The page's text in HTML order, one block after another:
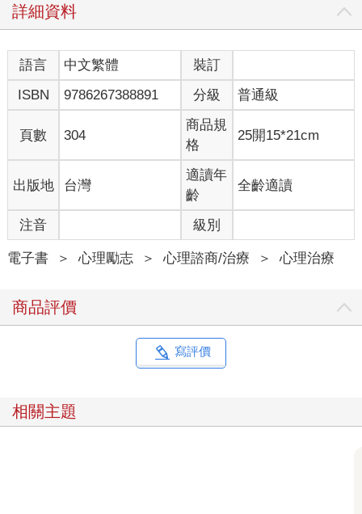
2厭世、憤世嫉俗的感受（對世界、對社會有各種情緒，卻苦無出
4有精神上的潔癖
為無夢找成因：懷抱夢想是有成本的
「每一個夢都起源於第一種力量（欲望），但受到了第二種力量
（意識）的防禦和抵制。」——佛洛伊德・《夢的解析》
來到了本書最後一個無，我們來談「無夢」。不敢做夢，是因為
累了。不願作夢，是因為害怕期待，以及隨之而來落空導致的傷
害。真要說，「無夢」和這本書討論的所有「無」一樣，背後都
是出於某些（過於）務實的原因。
時，在發現差距之後，你還得思考如何「拉近」兩者之間的落
差。此外，在意識到落差存在時你可能會：
一、自覺此落差無法拉近，因而感到心累。
二、發現這個落差其實是可以透過努力而拉近的，但就真的要
看來，有夢的後果不管怎樣，心都會累。所以，「無夢」可以被
詳細資料
語言 中文繁體
裝訂
ISBN
9786267388891 分級 普通級
頁數 304
商品規
格
25開15*21cm
出版地 台灣
適讀年
齡
全齡適讀
注音 級別
電子書 ＞ 心理勵志 ＞ 心理諮商/治療 ＞ 心理治療
商品評價
寫評價
相關主題